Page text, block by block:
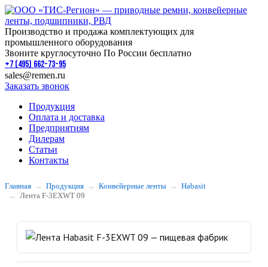
Производство и продажа комплектующих для
промышленного оборудования
Звоните круглосуточно По России бесплатно
+7 (495) 662-73-95
sales@remen.ru
Заказать звонок
Продукция
Оплата и доставка
Предприятиям
Дилерам
Статьи
Контакты
Главная Продукция Конвейерные ленты
Habasit
Лента F-3EXWT 09